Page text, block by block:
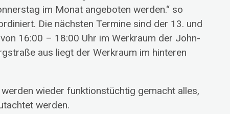
im Monat angeboten werden.“ so
Die nächsten Termine sind der 13. und
16:00 – 18:00 Uhr im Werkraum der John-
aus liegt der Werkraum im hinteren
wieder funktionstüchtig gemacht alles,
werden.